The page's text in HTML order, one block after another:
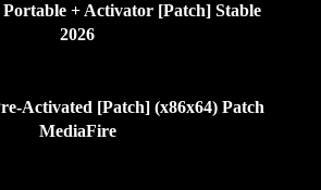
+ Activator [Patch] Stable
2026
Activated [Patch] (x86x64) Patch
MediaFire